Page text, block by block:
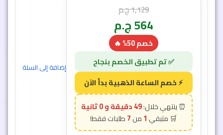
عرض 3 قطع من سيرم الكركم الطبيعي لترطيب البشرة الجافة وتأخير
ظهور التجاعيد. خالٍ من الكيماويات ومناسب للاستخدام اليومي قبل
1,129ج.م
564ج.م
خصم 50% 🔥